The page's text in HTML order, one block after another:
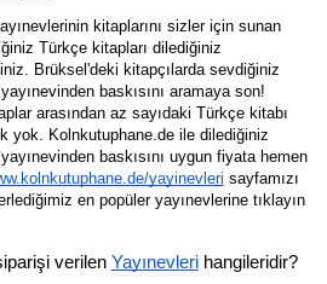
kitaplarını sizler için sunan
Türkçe kitapları dilediğiniz
Brüksel'deki kitapçılarda sevdiğiniz
baskısını aramaya son!
arasından az sayıdaki Türkçe kitabı
yok. Kolnkutuphane.de ile dilediğiniz
baskısını uygun fiyata hemen
yayinevleri sayfamızı
en popüler yayınevlerine tıklayın
verilen Yayınevleri hangileridir?